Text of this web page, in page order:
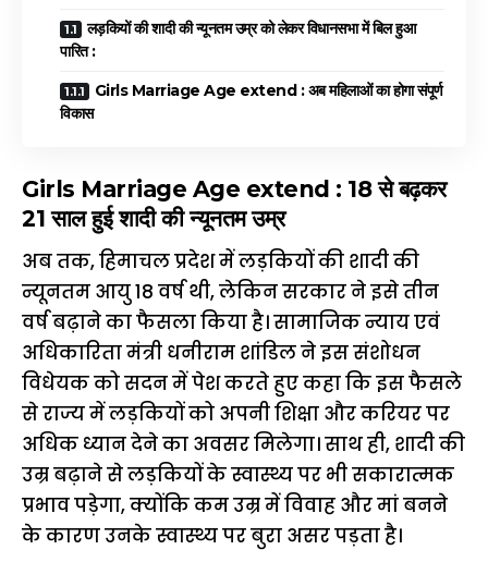
लड़कियों की शादी की न्यूनतम उम्र को लेकर विधानसभा में बिल हुआ
पारित :
Girls Marriage Age extend : अब महिलाओं का होगा संपूर्ण
विकास
Girls Marriage Age extend : 18 से बढ़कर
21 साल हुई शादी की न्यूनतम उम्र
अब तक, हिमाचल प्रदेश में लड़कियों की शादी की
न्यूनतम आयु 18 वर्ष थी, लेकिन सरकार ने इसे तीन
वर्ष बढ़ाने का फैसला किया है। सामाजिक न्याय एवं
अधिकारिता मंत्री धनीराम शांडिल ने इस संशोधन
विधेयक को सदन में पेश करते हुए कहा कि इस फैसले
से राज्य में लड़कियों को अपनी शिक्षा और करियर पर
अधिक ध्यान देने का अवसर मिलेगा। साथ ही, शादी की
उम्र बढ़ाने से लड़कियों के स्वास्थ्य पर भी सकारात्मक
प्रभाव पड़ेगा, क्योंकि कम उम्र में विवाह और मां बनने
के कारण उनके स्वास्थ्य पर बुरा असर पड़ता है।